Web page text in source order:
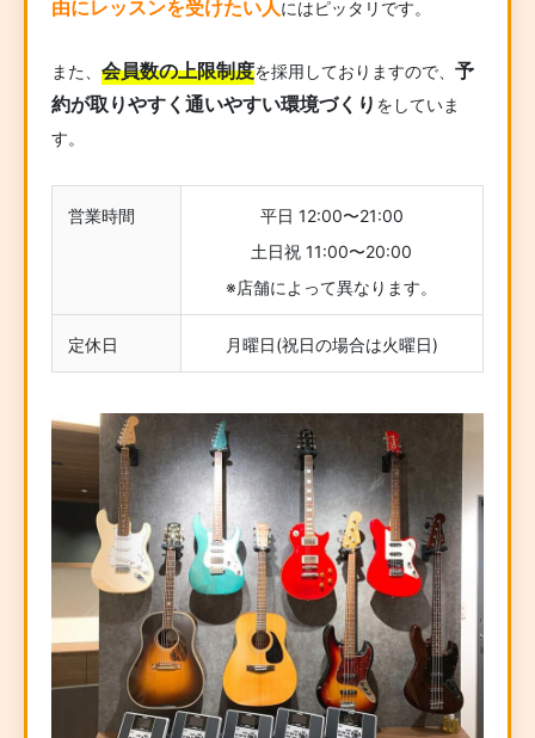
由にレッスンを受けたい人にはピッタリです。
また、 会員数の上限制度を採用しておりますので、 予
約が取りやすく通いやすい環境づくり をしていま
す。
営業時間
平日 12:00〜21:00
土日祝 11:00〜20:00
※店舗によって異なります。
定休日 月曜日(祝日の場合は火曜日)